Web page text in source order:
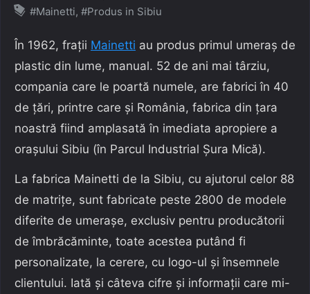
on
#Mainetti, #Produs in Sibiu
În 1962, frații Mainetti au produs primul umeraș de
plastic din lume, manual. 52 de ani mai târziu,
compania care le poartă numele, are fabrici în 40
de țări, printre care și România, fabrica din țara
noastră fiind amplasată în imediata apropiere a
orașului Sibiu (în Parcul Industrial Șura Mică).
La fabrica Mainetti de la Sibiu, cu ajutorul celor 88
de matrițe, sunt fabricate peste 2800 de modele
diferite de umerașe, exclusiv pentru producătorii
de îmbrăcăminte, toate acestea putând fi
personalizate, la cerere, cu logo-ul și însemnele
clientului. Iată și câteva cifre și informații care mi-